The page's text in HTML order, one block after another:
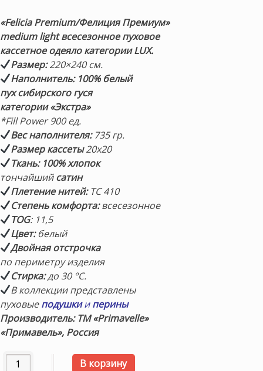
составляла
59,900 ₽.
44,900 ₽.
«Felicia Premium/Фелиция Премиум»
medium light всесезонное пуховое
кассетное одеяло категории LUX.
Размер:220×240 см.
Наполнитель: 100% белый
пух сибирского гуся
категории «Экстра»
*Fill Power 900 ед.
Вес наполнителя:735 гр.
Размер кассеты20х20
Ткань: 100% хлопок
тончайшийсатин
Плетение нитей:TC 410
Степень комфорта:всесезонное
TOG: 11,5
Цвет:белый
Двойная отстрочка
по периметру изделия
Стирка:до 30 °С.
В коллекции представлены
пуховыеподушкииперины
Производитель: ТМ «Primavelle»
«Примавель», Россия
Количество товара «Felicia Premium/Фелиция Премиум»
В корзину